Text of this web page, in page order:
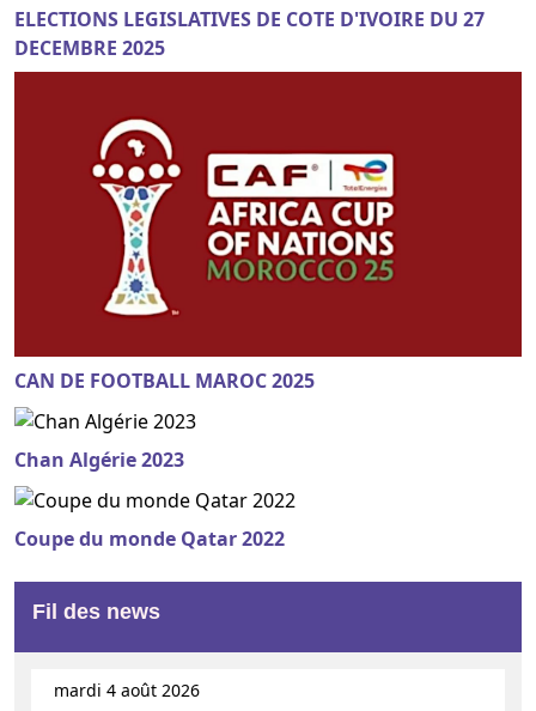
ELECTIONS LEGISLATIVES DE COTE D'IVOIRE DU 27
DECEMBRE 2025
CAN DE FOOTBALL MAROC 2025
Chan Algérie 2023
Coupe du monde Qatar 2022
Fil des news
mardi 4 août 2026